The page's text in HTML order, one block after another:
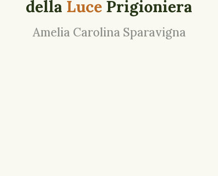
della Luce Prigioniera
Amelia Carolina Sparavigna